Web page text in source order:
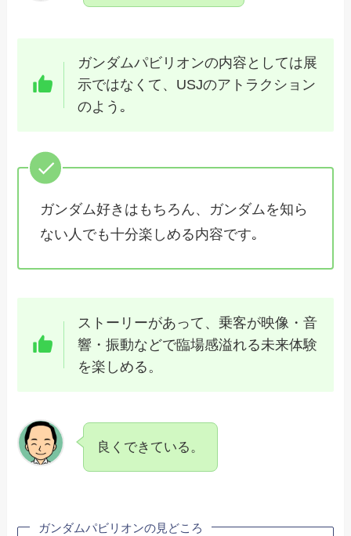
ガンダムパビリオンの内容としては展
示ではなくて、USJのアトラクション
のよう｡
ガンダム好きはもちろん、ガンダムを知ら
ない人でも十分楽しめる内容です｡
ストーリーがあって、乗客が映像・音
響・振動などで臨場感溢れる未来体験
を楽しめる。
良くできている。
ガンダムパビリオンの見どころ